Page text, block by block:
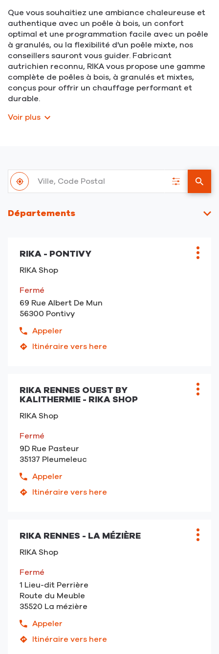
Que vous souhaitiez une ambiance chaleureuse et
authentique avec un poêle à bois, un confort
optimal et une programmation facile avec un poêle
à granulés, ou la flexibilité d'un poêle mixte, nos
conseillers sauront vous guider. Fabricant
autrichien reconnu, RIKA vous propose une gamme
complète de poêles à bois, à granulés et mixtes,
conçus pour offrir un chauffage performant et
durable.
Voir plus
À
proximité
,
trouver
un
point
RIKA
Ville,
Code
Postal
Filtrer
les
un
point
Départements
touche
ENTRÉE
obtenir
plus
informations
Point
de
vente
:
RIKA - PONTIVY
RIKA Shop
Fermé
69 Rue Albert De Mun
56300 Pontivy
Appeler
Afficher
le
du
point
de
vente
RIKA
-
Pontivy
Itinéraire vers here
jusqu'au
RIKA
-
Pontivy
Plus
touche
pour
obtenir
plus
amples
informations
Point
de
vente
RIKA RENNES OUEST BY
KALITHERMIE - RIKA SHOP
RIKA Shop
Fermé
9D Rue Pasteur
35137 Pleumeleuc
Appeler
Afficher
le
du
de
vente
RIKA
RENNES
Ouest
by
Kalithermie
RIKA
Itinéraire vers here
jusqu'au
RIKA
RENNES
by
Kalithermie
-
RIKA
Plus
touche
ENTRÉE
obtenir
plus
amples
Point
de
vente
:
RIKA RENNES - LA MÉZIÈRE
RIKA Shop
Fermé
1 Lieu-dit Perrière
Route du Meuble
35520 La mézière
Appeler
Afficher
le
Itinéraire vers here
jusqu'au
Plus